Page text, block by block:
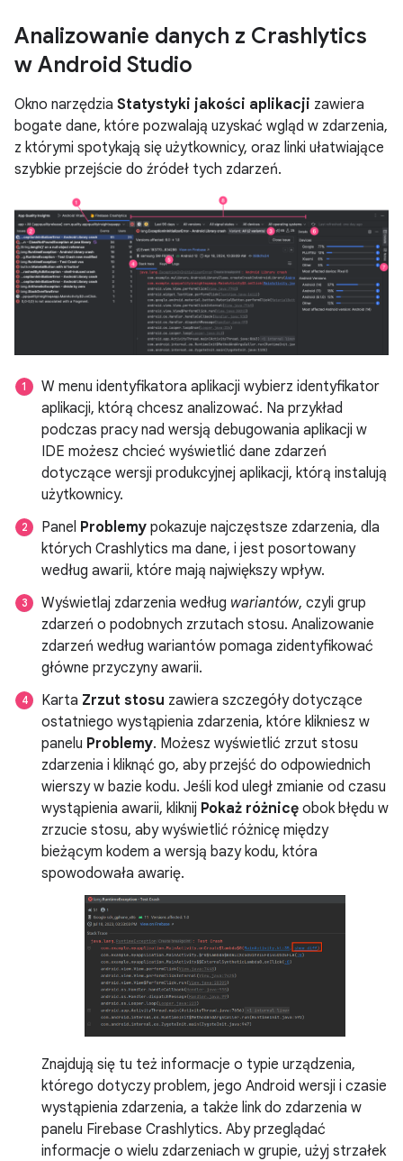
Analizowanie danych z Crashlytics
w Android Studio
Okno narzędzia Statystyki jakości aplikacji zawiera
bogate dane, które pozwalają uzyskać wgląd w zdarzenia,
z którymi spotykają się użytkownicy, oraz linki ułatwiające
szybkie przejście do źródeł tych zdarzeń.
W menu identyfikatora aplikacji wybierz identyfikator
aplikacji, którą chcesz analizować. Na przykład
podczas pracy nad wersją debugowania aplikacji w
IDE możesz chcieć wyświetlić dane zdarzeń
dotyczące wersji produkcyjnej aplikacji, którą instalują
użytkownicy.
Panel Problemy pokazuje najczęstsze zdarzenia, dla
których Crashlytics ma dane, i jest posortowany
według awarii, które mają największy wpływ.
Wyświetlaj zdarzenia według wariantów, czyli grup
zdarzeń o podobnych zrzutach stosu. Analizowanie
zdarzeń według wariantów pomaga zidentyfikować
główne przyczyny awarii.
Karta Zrzut stosu zawiera szczegóły dotyczące
ostatniego wystąpienia zdarzenia, które klikniesz w
panelu Problemy. Możesz wyświetlić zrzut stosu
zdarzenia i kliknąć go, aby przejść do odpowiednich
wierszy w bazie kodu. Jeśli kod uległ zmianie od czasu
wystąpienia awarii, kliknij Pokaż różnicę obok błędu w
zrzucie stosu, aby wyświetlić różnicę między
bieżącym kodem a wersją bazy kodu, która
spowodowała awarię.
Znajdują się tu też informacje o typie urządzenia,
którego dotyczy problem, jego Android wersji i czasie
wystąpienia zdarzenia, a także link do zdarzenia w
panelu Firebase Crashlytics. Aby przeglądać
informacje o wielu zdarzeniach w grupie, użyj strzałek